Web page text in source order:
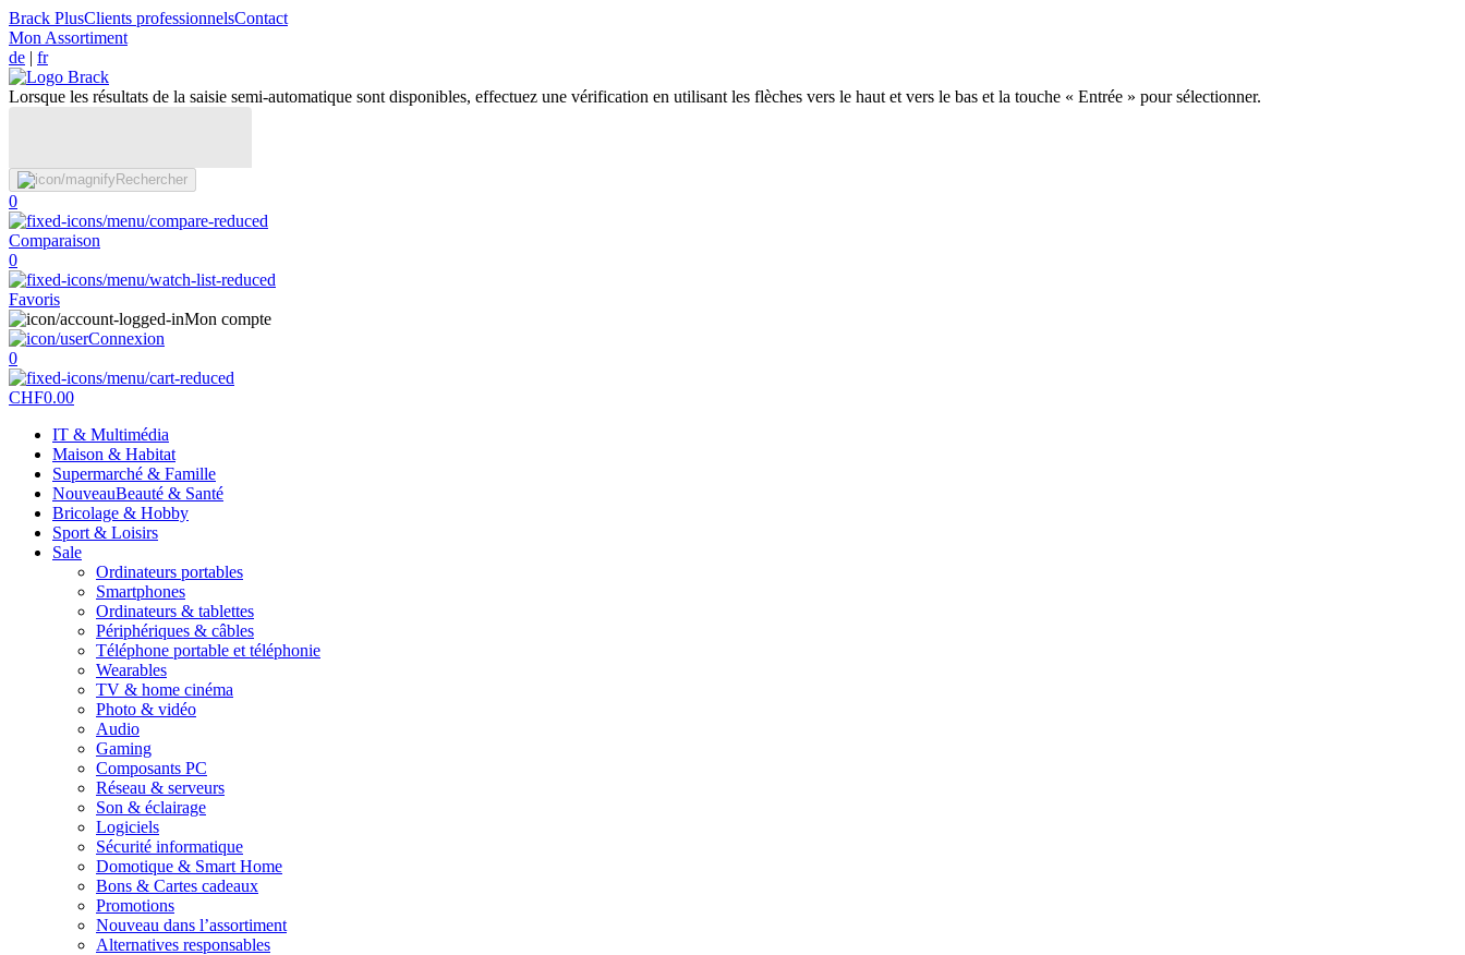
Brack PlusClients professionnelsContact
Mon Assortiment
de | fr
Lorsque les résultats de la saisie semi-automatique sont disponibles, effectuez une vérification en utilisant les flèches vers le haut et vers le bas et la touche « Entrée » pour sélectionner.
Rechercher
0
Comparaison
0
Favoris
Mon compte
Connexion
0
CHF0.00
IT & Multimédia
Maison & Habitat
Supermarché & Famille
NouveauBeauté & Santé
Bricolage & Hobby
Sport & Loisirs
Sale
Ordinateurs portables
Smartphones
Ordinateurs & tablettes
Périphériques & câbles
Téléphone portable et téléphonie
Wearables
TV & home cinéma
Photo & vidéo
Audio
Gaming
Composants PC
Réseau & serveurs
Son & éclairage
Logiciels
Sécurité informatique
Domotique & Smart Home
Bons & Cartes cadeaux
Promotions
Nouveau dans l’assortiment
Alternatives responsables